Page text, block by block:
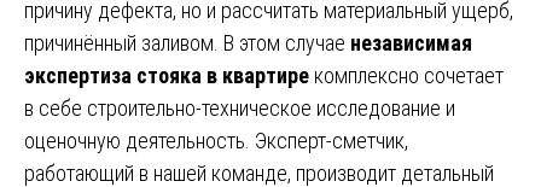
причину дефекта, но и рассчитать материальный ущерб,
причинённый заливом. В этом случае независимая
экспертиза стояка в квартире комплексно сочетает
в себе строительно-техническое исследование и
оценочную деятельность. Эксперт-сметчик,
работающий в нашей команде, производит детальный